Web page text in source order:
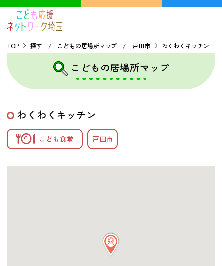
TOP
探す
こどもの居場所マップ
フードパントリーマップ
TOP 探す / こどもの居場所マップ / 戸田市 わくわくキッチン
こどもの居場所マップ
わくわくキッチン
こども食堂 戸田市